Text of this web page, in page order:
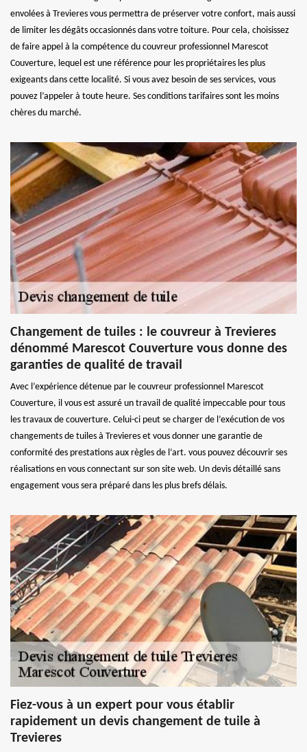
envolées à Trevieres vous permettra de préserver votre confort, mais aussi
de limiter les dégâts occasionnés dans votre toiture. Pour cela, choisissez
de faire appel à la compétence du couvreur professionnel Marescot
Couverture, lequel est une référence pour les propriétaires les plus
exigeants dans cette localité. Si vous avez besoin de ses services, vous
pouvez l’appeler à toute heure. Ses conditions tarifaires sont les moins
chères du marché.
Changement de tuiles : le couvreur à Trevieres
dénommé Marescot Couverture vous donne des
garanties de qualité de travail
Avec l’expérience détenue par le couvreur professionnel Marescot
Couverture, il vous est assuré un travail de qualité impeccable pour tous
les travaux de couverture. Celui-ci peut se charger de l’exécution de vos
changements de tuiles à Trevieres et vous donner une garantie de
conformité des prestations aux règles de l’art. vous pouvez découvrir ses
réalisations en vous connectant sur son site web. Un devis détaillé sans
engagement vous sera préparé dans les plus brefs délais.
Fiez-vous à un expert pour vous établir
rapidement un devis changement de tuile à
Trevieres